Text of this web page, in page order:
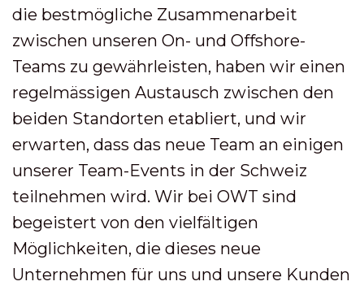
die bestmögliche Zusammenarbeit
zwischen unseren On- und Offshore-
Teams zu gewährleisten, haben wir einen
regelmässigen Austausch zwischen den
beiden Standorten etabliert, und wir
erwarten, dass das neue Team an einigen
unserer Team-Events in der Schweiz
teilnehmen wird. Wir bei OWT sind
begeistert von den vielfältigen
Möglichkeiten, die dieses neue
Unternehmen für uns und unsere Kunden